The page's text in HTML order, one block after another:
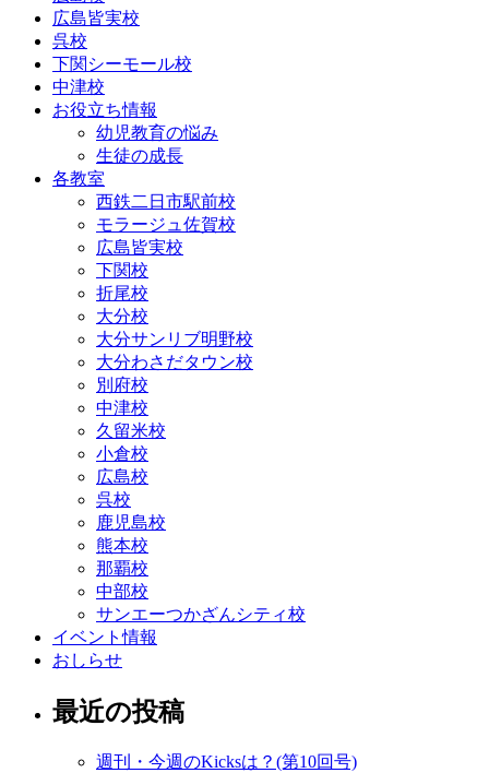
広島皆実校
呉校
下関シーモール校
中津校
お役立ち情報
幼児教育の悩み
生徒の成長
各教室
西鉄二日市駅前校
モラージュ佐賀校
広島皆実校
下関校
折尾校
大分校
大分サンリブ明野校
大分わさだタウン校
別府校
中津校
久留米校
小倉校
広島校
呉校
鹿児島校
熊本校
那覇校
中部校
サンエーつかざんシティ校
イベント情報
おしらせ
最近の投稿
週刊・今週のKicksは？(第10回号)